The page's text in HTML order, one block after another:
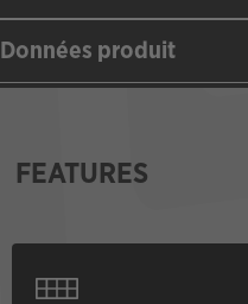
Données produit
FEATURES